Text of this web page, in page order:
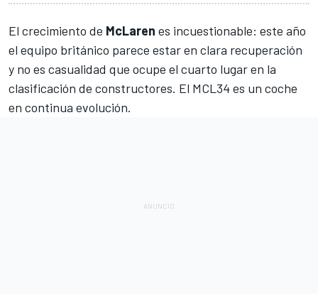
El crecimiento de McLaren es incuestionable: este año
el equipo británico parece estar en clara recuperación
y no es casualidad que ocupe el cuarto lugar en la
clasificación de constructores. El MCL34 es un coche
en continua evolución.